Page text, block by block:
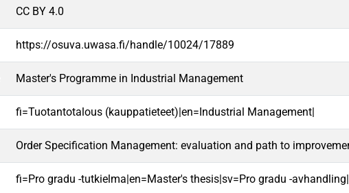
CC BY 4.0
https://osuva.uwasa.fi/handle/10024/17889
Master's Programme in Industrial Management
fi=Tuotantotalous (kauppatieteet)|en=Industrial Management|
Order Specification Management: evaluation and path to
fi=Pro gradu -tutkielma|en=Master's thesis|sv=Pro gradu -avhandling|